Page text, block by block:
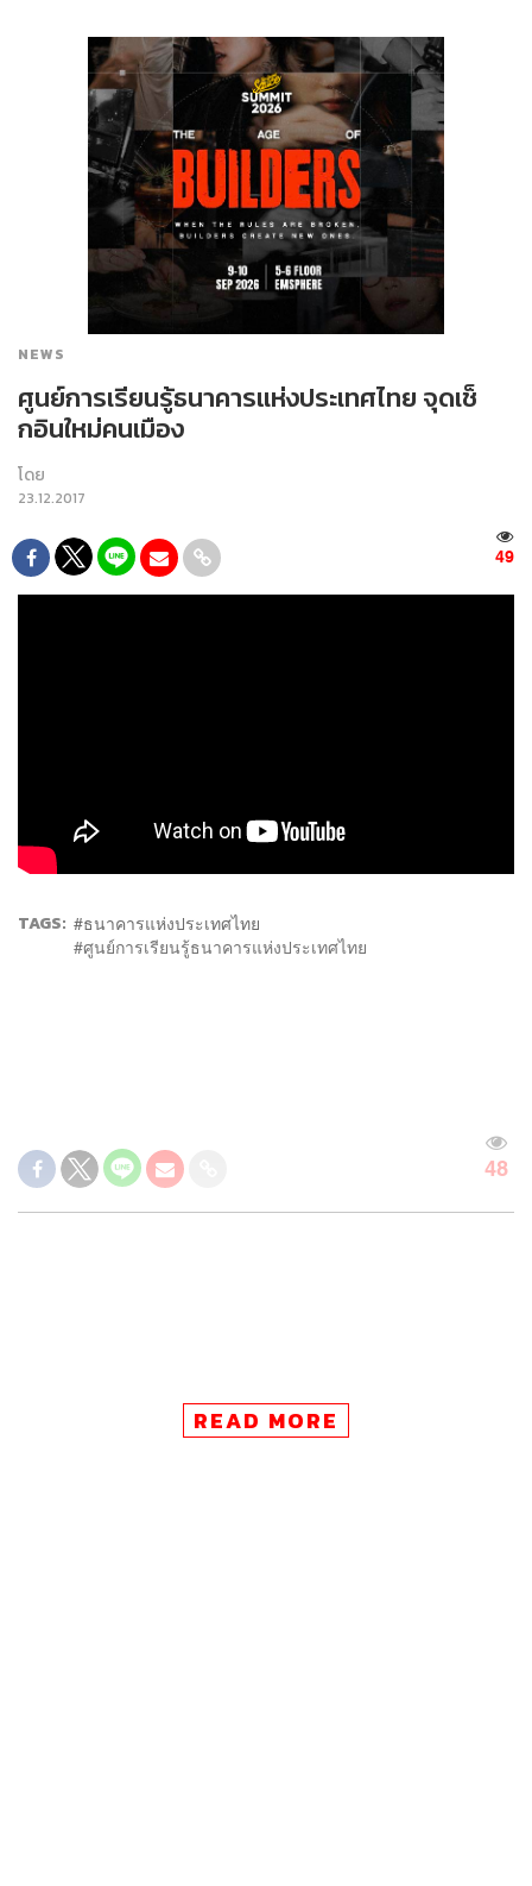
NEWS
ศูนย์การเรียนรู้ธนาคารแห่งประเทศไทย จุดเช็
กอินใหม่คนเมือง
โดย
23.12.2017
49
TAGS:
ธนาคารแห่งประเทศไทย
ศูนย์การเรียนรู้ธนาคารแห่งประเทศไทย
48
READ MORE